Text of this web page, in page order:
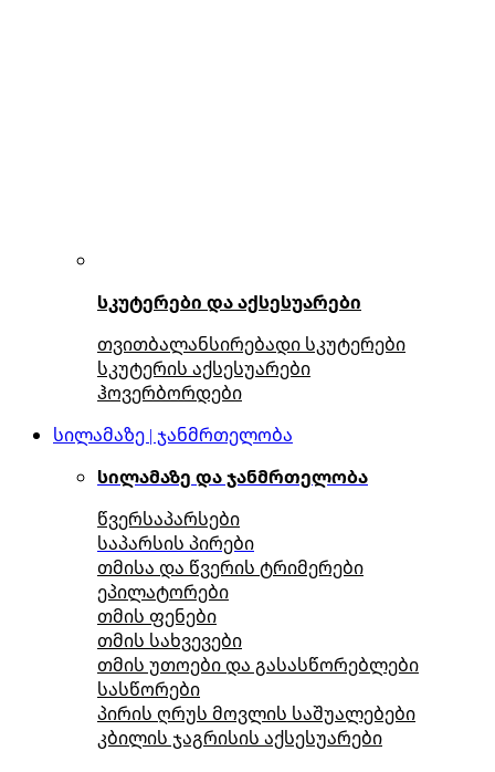
სკუტერები და აქსესუარები
თვითბალანსირებადი სკუტერები
სკუტერის აქსესუარები
ჰოვერბორდები
სილამაზე | ჯანმრთელობა
სილამაზე და ჯანმრთელობა
წვერსაპარსები
საპარსის პირები
თმისა და წვერის ტრიმერები
ეპილატორები
თმის ფენები
თმის სახვევები
თმის უთოები და გასასწორებლები
სასწორები
პირის ღრუს მოვლის საშუალებები
კბილის ჯაგრისის აქსესუარები